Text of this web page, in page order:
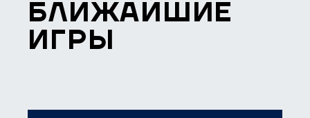
БЛИЖАЙШИЕ
ИГРЫ